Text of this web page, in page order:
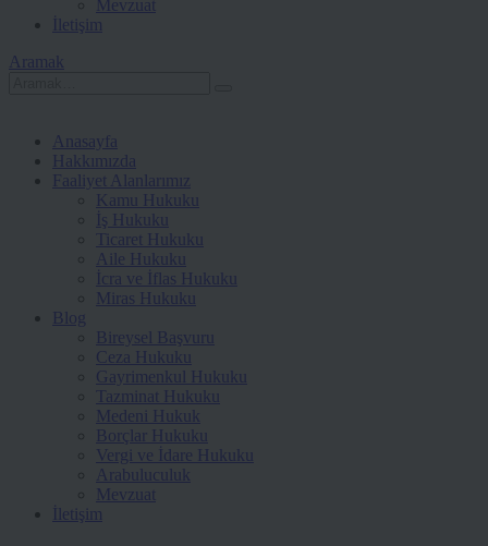
Mevzuat
İletişim
Aramak
Anasayfa
Hakkımızda
Faaliyet Alanlarımız
Kamu Hukuku
İş Hukuku
Ticaret Hukuku
Aile Hukuku
İcra ve İflas Hukuku
Miras Hukuku
Blog
Bireysel Başvuru
Ceza Hukuku
Gayrimenkul Hukuku
Tazminat Hukuku
Medeni Hukuk
Borçlar Hukuku
Vergi ve İdare Hukuku
Arabuluculuk
Mevzuat
İletişim